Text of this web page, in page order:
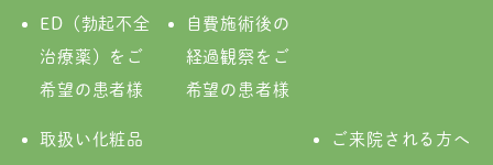
ED（勃起不全
治療薬）をご
希望の患者様
自費施術後の
経過観察をご
希望の患者様
取扱い化粧品 ご来院される方へ